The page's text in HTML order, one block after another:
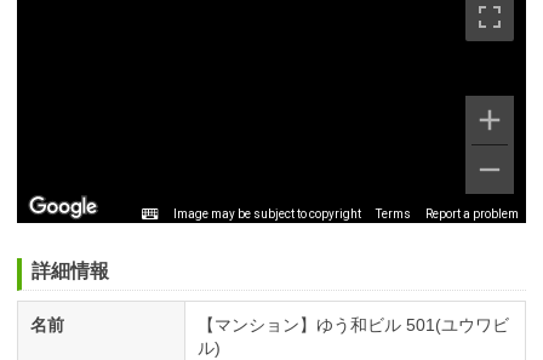
Image may be subject to copyright Terms Report a problem
詳細情報
名前
【マンション】ゆう和ビル 501(ユウワビ
ル)